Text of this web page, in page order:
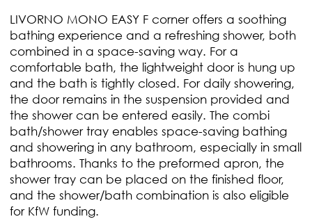
LIVORNO MONO EASY F corner offers a soothing
bathing experience and a refreshing shower, both
combined in a space-saving way. For a
comfortable bath, the lightweight door is hung up
and the bath is tightly closed. For daily showering,
the door remains in the suspension provided and
the shower can be entered easily. The combi
bath/shower tray enables space-saving bathing
and showering in any bathroom, especially in small
bathrooms. Thanks to the preformed apron, the
shower tray can be placed on the finished floor,
and the shower/bath combination is also eligible
for KfW funding.